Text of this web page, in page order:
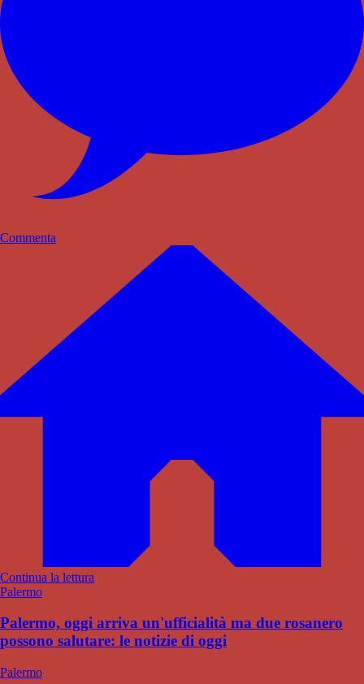
Commenta
Continua la lettura
Palermo
Palermo, oggi arriva un'ufficialità ma due rosanero
possono salutare: le notizie di oggi
Palermo